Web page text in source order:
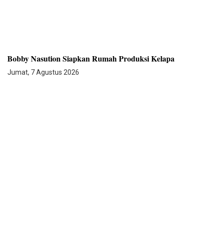
Bobby Nasution Siapkan Rumah Produksi Kelapa
Jumat, 7 Agustus 2026